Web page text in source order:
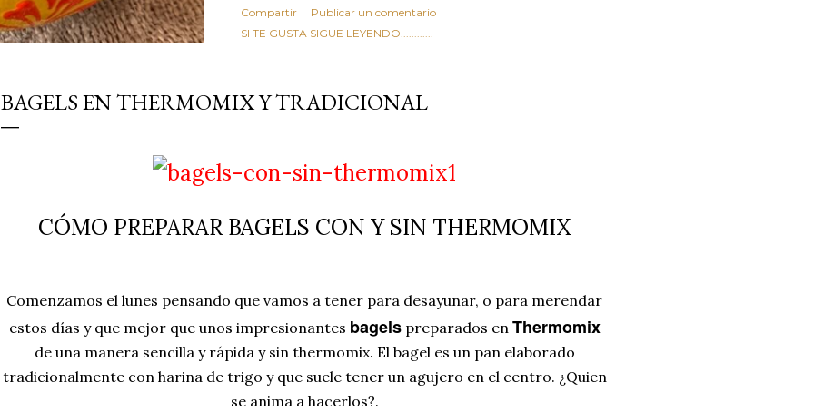
Estas alubias crujientes al horno van a cambiar por
tradicionales y copiosos de invierno. Con esta receta
en un snack ligero, dorado, cargado de proteína y
Compartir
Publicar un comentario
SI TE GUSTA SIGUE LEYENDO............
BAGELS EN THERMOMIX Y TRADICIONAL
CÓMO PREPARAR BAGELS CON Y SIN THERMOMIX
Comenzamos el lunes pensando que vamos a tener para desayunar, o para merendar
estos días y que mejor que unos impresionantes bagelspreparados en Thermomix
de una manera sencilla y rápida y sin thermomix. El bagel es un pan elaborado
tradicionalmente con harina de trigo y que suele tener un agujero en el centro. ¿Quien
se anima a hacerlos?.